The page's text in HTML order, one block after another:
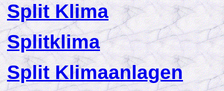
Split Klima
Splitklima
Split Klimaanlagen